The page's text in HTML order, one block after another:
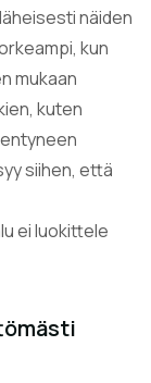
näiden
kun
mukaan
kuten
siihen, että
ei luokittele